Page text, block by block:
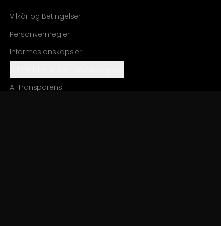
Vilkår og Betingelser
Personvernregler
Informasjonskapsler
AI Transparens